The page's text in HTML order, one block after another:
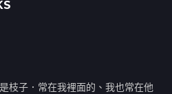
枝子．常在我裡面的、我也常在他